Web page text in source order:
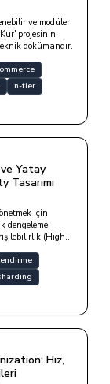
ve modüler
projesinin
dokümandır.
n-tier
ve Yatay
Tasarımı
için
dengeleme
(High-
Hız,